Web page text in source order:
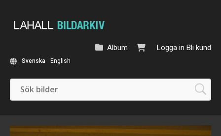
Logga in Bli kund
Album
Svenska English